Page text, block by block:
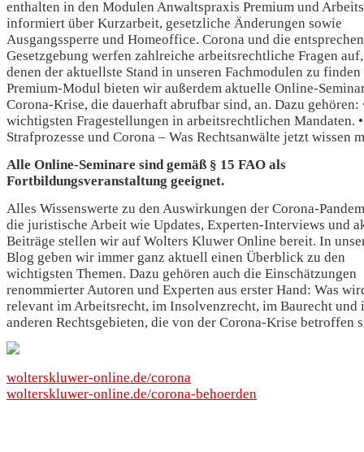
enthalten in den Modulen Anwaltspraxis Premium und
informiert über Kurzarbeit, gesetzliche Änderungen sowie
Ausgangssperre und Homeoffice. Corona und die
Gesetzgebung werfen zahlreiche arbeitsrechtliche Fragen
denen der aktuellste Stand in unseren Fachmodulen zu
Premium-Modul bieten wir außerdem aktuelle Online-
Corona-Krise, die dauerhaft abrufbar sind, an. Dazu gehören:
wichtigsten Fragestellungen in arbeitsrechtlichen Mandaten. •
Strafprozesse und Corona – Was Rechtsanwälte jetzt wissen
Alle Online-Seminare sind gemäß § 15 FAO als
Fortbildungsveranstaltung geeignet.
Alles Wissenswerte zu den Auswirkungen der Corona-
die juristische Arbeit wie Updates, Experten-Interviews und
Beiträge stellen wir auf Wolters Kluwer Online bereit. In
Blog geben wir immer ganz aktuell einen Überblick zu den
wichtigsten Themen. Dazu gehören auch die Einschätzungen
renommierter Autoren und Experten aus erster Hand: Was
relevant im Arbeitsrecht, im Insolvenzrecht, im Baurecht und
anderen Rechtsgebieten, die von der Corona-Krise betroffen
wolterskluwer-online.de/corona
wolterskluwer-online.de/corona-behoerden